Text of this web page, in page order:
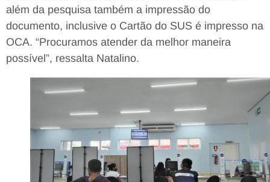
além da pesquisa também a impressão do
documento, inclusive o Cartão do SUS é impresso na
OCA. “Procuramos atender da melhor maneira
possível”, ressalta Natalino.